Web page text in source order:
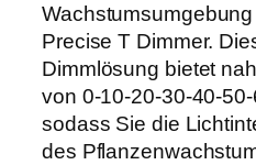
p
r
ü
n
g
l
u
e
l
l
e
r
Precise T Dimmer.
Dimmlösung bietet
von 0-10-20-30-40-
sodass Sie die
des